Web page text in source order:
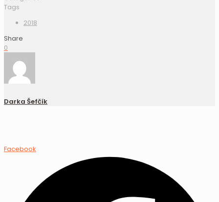
Tags
2018
Share
0
Darka Šefčík
Facebook